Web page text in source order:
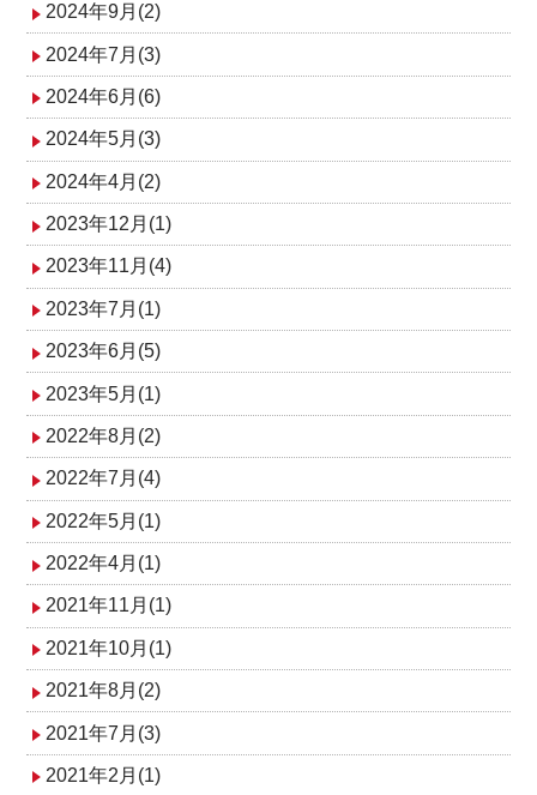
2024年9月(2)
2024年7月(3)
2024年6月(6)
2024年5月(3)
2024年4月(2)
2023年12月(1)
2023年11月(4)
2023年7月(1)
2023年6月(5)
2023年5月(1)
2022年8月(2)
2022年7月(4)
2022年5月(1)
2022年4月(1)
2021年11月(1)
2021年10月(1)
2021年8月(2)
2021年7月(3)
2021年2月(1)